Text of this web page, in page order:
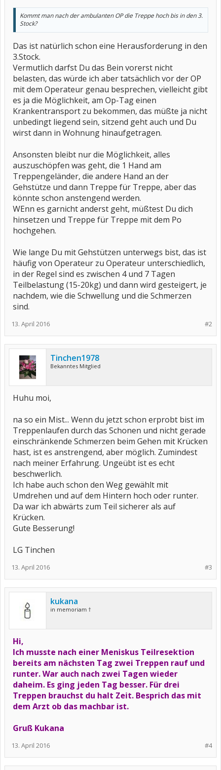
Kommt man nach der ambulanten OP die Treppe hoch bis in den 3.
Stock?
Das ist natürlich schon eine Herausforderung in den
3.Stock.
Vermutlich darfst Du das Bein vorerst nicht
belasten, das würde ich aber tatsächlich vor der OP
mit dem Operateur genau besprechen, vielleicht gibt
es ja die Möglichkeit, am Op-Tag einen
Krankentransport zu bekommen, das müßte ja nicht
unbedingt liegend sein, sitzend geht auch und Du
wirst dann in Wohnung hinaufgetragen.
Ansonsten bleibt nur die Möglichkeit, alles
auszuschöpfen was geht, die 1 Hand am
Treppengeländer, die andere Hand an der
Gehstütze und dann Treppe für Treppe, aber das
könnte schon anstengend werden.
WEnn es garnicht anderst geht, müßtest Du dich
hinsetzen und Treppe für Treppe mit dem Po
hochgehen.
Wie lange Du mit Gehstützen unterwegs bist, das ist
häufig von Operateur zu Operateur unterschiedlich,
in der Regel sind es zwischen 4 und 7 Tagen
Teilbelastung (15-20kg) und dann wird gesteigert, je
nachdem, wie die Schwellung und die Schmerzen
sind.
#2
13. April 2016
Tinchen1978
Bekanntes Mitglied
Huhu moi,
na so ein Mist... Wenn du jetzt schon erprobt bist im
Treppenlaufen durch das Schonen und nicht gerade
einschränkende Schmerzen beim Gehen mit Krücken
hast, ist es anstrengend, aber möglich. Zumindest
nach meiner Erfahrung. Ungeübt ist es echt
beschwerlich.
Ich habe auch schon den Weg gewählt mit
Umdrehen und auf dem Hintern hoch oder runter.
Da war ich abwärts zum Teil sicherer als auf
Krücken.
Gute Besserung!
LG Tinchen
#3
13. April 2016
kukana
in memoriam †
Hi,
Ich musste nach einer Meniskus Teilresektion
bereits am nächsten Tag zwei Treppen rauf und
runter. War auch nach zwei Tagen wieder
daheim. Es ging jeden Tag besser. Für drei
Treppen brauchst du halt Zeit. Besprich das mit
dem Arzt ob das machbar ist.
Gruß Kukana
#4
13. April 2016